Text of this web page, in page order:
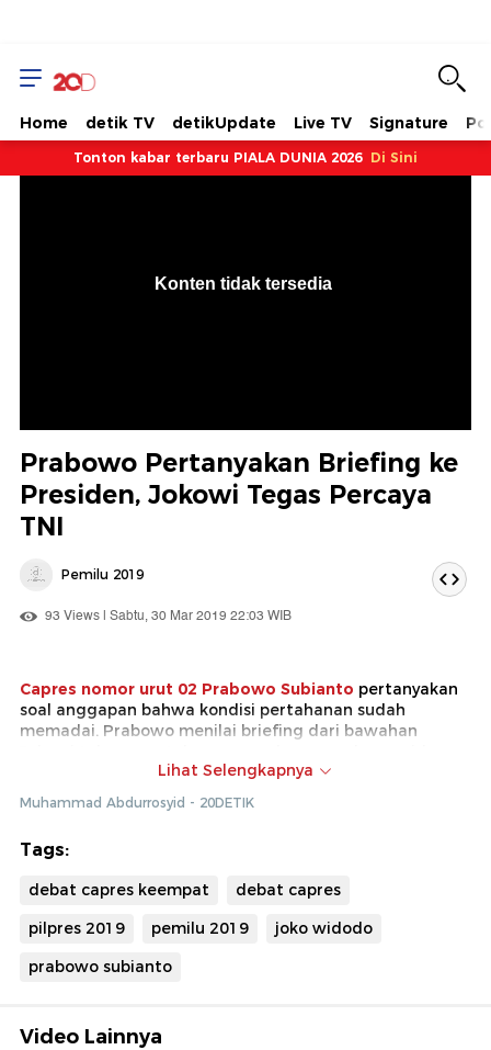
Home detik TV detikUpdate Live TV Signature
Tonton kabar terbaru PIALA DUNIA 2026 Di Sini
Konten tidak tersedia
Prabowo Pertanyakan Briefing ke
Presiden, Jokowi Tegas Percaya
TNI
Pemilu 2019
93 Views | Sabtu, 30 Mar 2019 22:03 WIB
Capres nomor urut 02 Prabowo Subianto pertanyakan
soal anggapan bahwa kondisi pertahanan sudah
memadai. Prabowo menilai briefing dari bawahan
Tentang alutsista yang kalah unggul dari negara
kecil dari Singapura.
Lihat Selengkapnya
Muhammad Abdurrosyid - 20DETIK
Tags:
debat capres keempat
debat capres
pilpres 2019
pemilu 2019
joko widodo
prabowo subianto
Video Lainnya